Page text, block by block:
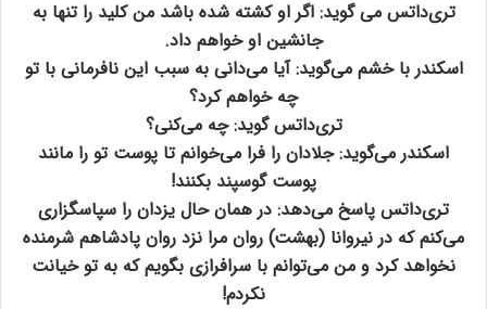
تری‌داتس می گويد: اگر او كشته شده باشد من كليد را تنها به
جانشين او خواهم داد.
اسكندر با خشم می‌گويد: آيا می‌دانی به سبب اين نافرمانی با تو
چه خواهم كرد؟
تری‌داتس گويد: چه می‌كنی؟
اسكندر می‌گويد: جلادان را فرا می‌خوانم تا پوست تو را مانند
پوست گوسپند بكنند!
تری‌داتس پاسخ می‌دهد: در همان حال يزدان را سپاسگزاری
می‌كنم كه در نيروانا (بهشت) روان مرا نزد روان پادشاهم شرمنده
نخواهد كرد و من می‌توانم با سرافرازی بگويم كه به تو خيانت
نكردم!